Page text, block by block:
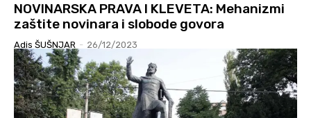
NOVINARSKA PRAVA I KLEVETA: Mehanizmi
zaštite novinara i slobode govora
Adis ŠUŠNJAR - 26/12/2023